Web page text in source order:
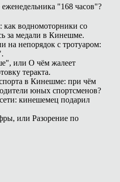
"168 часов"?
как водномоторники со
за медали в Кинешме.
на непорядок с тротуаром:
или О чём жалеет
теракта.
в Кинешме: при чём
юных спортсменов?
кинешемец подарил
или Разорение по